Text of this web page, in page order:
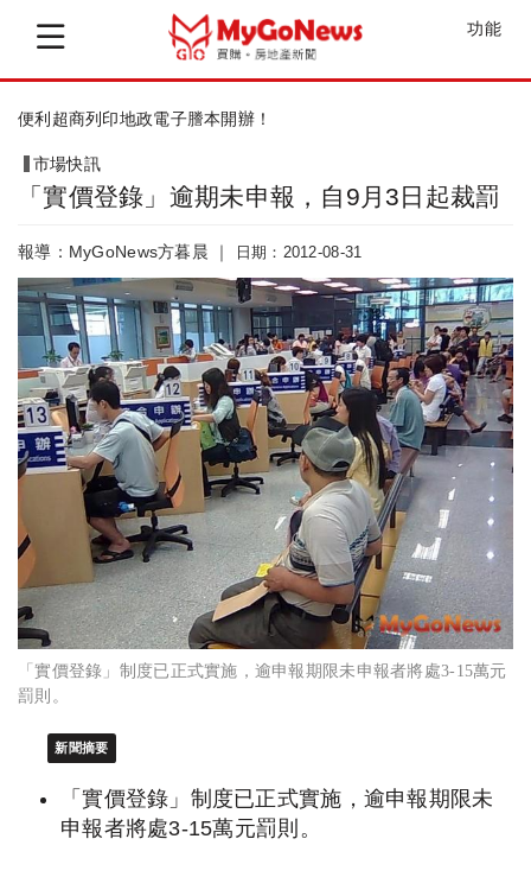
功能
您完成買賣登記後，辦理實價登錄了嗎？
市場快訊
「實價登錄」逾期未申報，自9月3日起裁罰
報導：MyGoNews方暮晨 ｜ 日期：2012-08-31
「實價登錄」制度已正式實施，逾申報期限未申報者將處3-15萬元
罰則。
新聞摘要
「實價登錄」制度已正式實施，逾申報期限未
申報者將處3-15萬元罰則。